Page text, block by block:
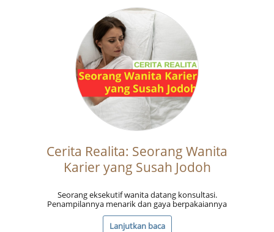
Cerita Realita: Seorang Wanita
Karier yang Susah Jodoh
Seorang eksekutif wanita datang konsultasi.
Penampilannya menarik dan gaya berpakaiannya
Lanjutkan baca